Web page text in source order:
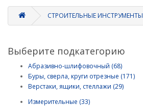
СТРОИТЕЛЬНЫЕ ИНСТРУМЕНТЫ
Выберите подкатегорию
Абразивно-шлифовочный (68)
Буры, сверла, круги отрезные (171)
Верстаки, ящики, стеллажи (29)
Измерительные (33)